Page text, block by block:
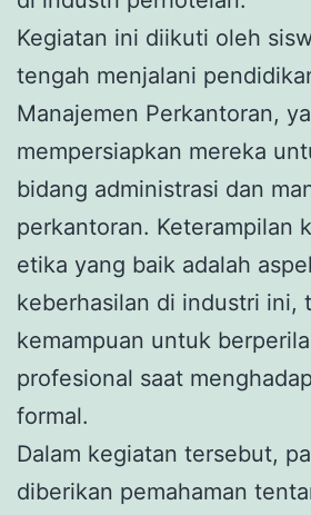
Kegiatan ini diikuti oleh
tengah menjalani
Manajemen Perkantoran,
mempersiapkan mereka
bidang administrasi dan
perkantoran. Keterampilan
etika yang baik adalah
keberhasilan di industri ini,
kemampuan untuk
profesional saat
formal.
Dalam kegiatan tersebut,
diberikan pemahaman